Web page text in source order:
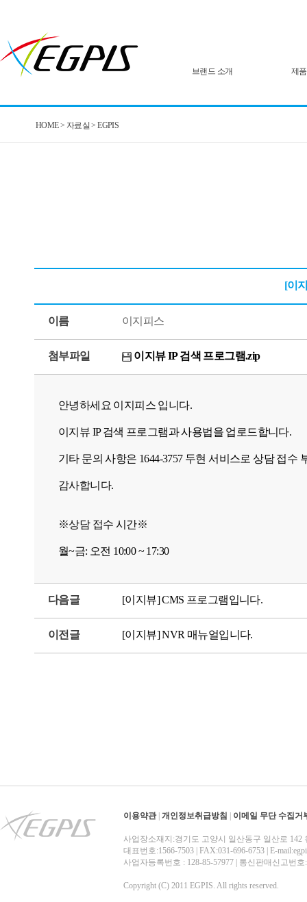
브랜드 소개 제
HOME > 자료실 > EGPIS
[이
이름 이지피스
첨부파일 이지뷰 IP 검색 프로그램.zip
안녕하세요 이지피스 입니다.
이지뷰 IP 검색 프로그램과 사용법을 업로드합니다.
기타 문의 사항은 1644-3757 두현 서비스로 상담 접수
감사합니다.
※상담 접수 시간※
월~금: 오전 10:00 ~ 17:30
다음글 [이지뷰] CMS 프로그램입니다.
이전글 [이지뷰] NVR 매뉴얼입니다.
이용약관| 개인정보취급방침 이메일 무단 수집거
사업장소재지:경기도 고양시 일산동구 일산로
대표번호:1566-7503 | FAX:031-696-6753 | E-
사업자등록번호 : 128-85-57977 | 통신판매신고번
Copyright (C) 2011 EGPIS. All rights reserved.